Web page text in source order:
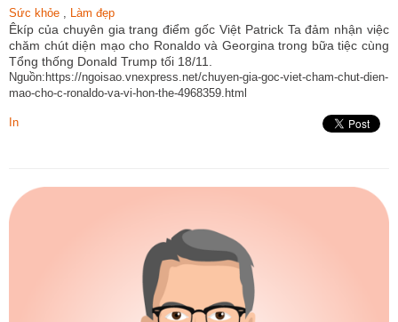
Sức khỏe Làm đẹp
Êkíp của chuyên gia trang điểm gốc Việt Patrick Ta đảm nhận việc
chăm chút diện mạo cho Ronaldo và Georgina trong bữa tiệc cùng
Tổng thống Donald Trump tối 18/11.
Nguồn:https://ngoisao.vnexpress.net/chuyen-gia-goc-viet-cham-chut-dien-
mao-cho-c-ronaldo-va-vi-hon-the-4968359.html
In